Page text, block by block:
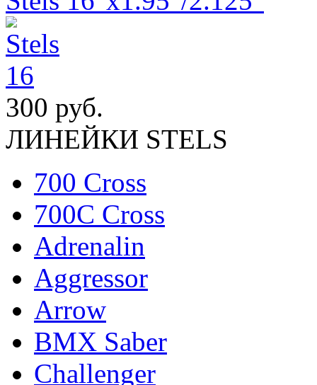
300 руб.
ЛИНЕЙКИ STELS
700 Cross
700C Cross
Adrenalin
Aggressor
Arrow
BMX Saber
Challenger